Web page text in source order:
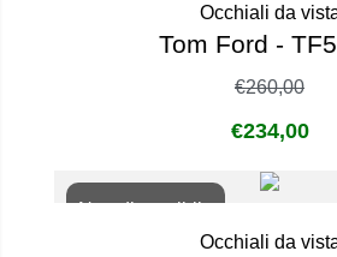
Occhiali da
Tom Ford -
€260,00
€234,00
Non disponibile
Occhiali da